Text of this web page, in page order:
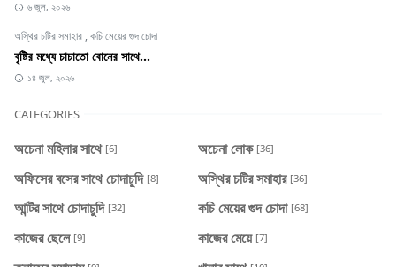
৬ জুল, ২০২৬
অস্থির চটির সমাহার ,কচি মেয়ের গুদ চোদা
বৃষ্টির মধ্যে চাচাতো বোনের সাথে...
১৪ জুল, ২০২৬
CATEGORIES
অচেনা মহিলার সাথে [6] অচেনা লোক [36]
অফিসের বসের সাথে চোদাচুদি [8] অস্থির চটির সমাহার [36]
আন্টির সাথে চোদাচুদি [32] কচি মেয়ের গুদ চোদা [68]
কাজের ছেলে [9] কাজের মেয়ে [7]